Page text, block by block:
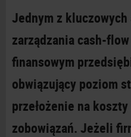
Jednym z kluczowych
zarządzania cash-
finansowym
obwiązujący poziom
przełożenie na
zobowiązań. Jeżeli